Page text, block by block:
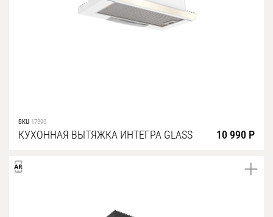
SKU 17390
КУХОННАЯ ВЫТЯЖКА ИНТЕГРА GLASS 10 990 Р